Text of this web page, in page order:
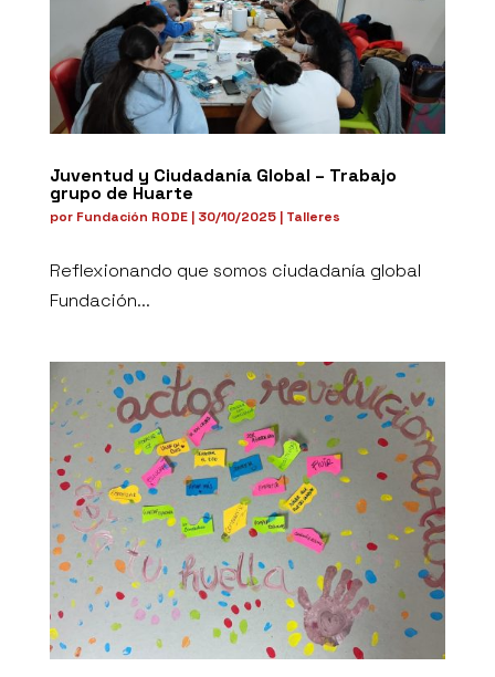
Juventud y Ciudadanía Global – Trabajo
grupo de Huarte
por Fundación RODE| 30/10/2025| Talleres
Reflexionando que somos ciudadanía global
Fundación...